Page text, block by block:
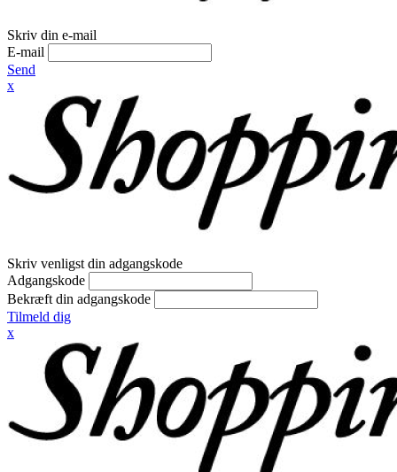
Skriv din e-mail
E-mail
Send
x
Skriv venligst din adgangskode
Adgangskode
Bekræft din adgangskode
Tilmeld dig
x